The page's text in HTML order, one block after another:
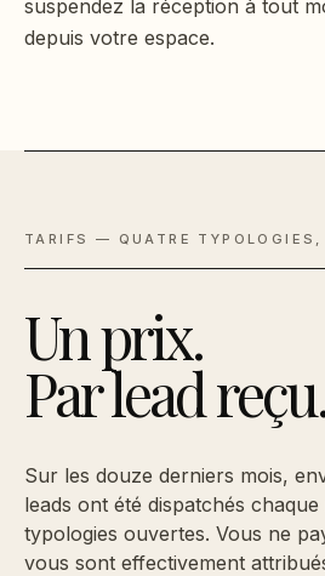
suspendez la réception à tout
depuis votre espace.
TARIFS — QUATRE TYPOLOGIES,
Un prix.
Par lead
Sur les douze derniers mois,
leads ont été dispatchés
typologies ouvertes. Vous ne
vous sont effectivement